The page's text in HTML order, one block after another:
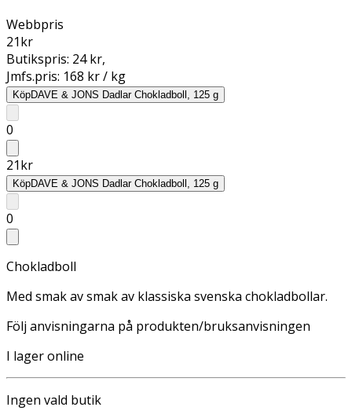
Webbpris
21kr
Butikspris: 24 kr,
Jmfs.pris: 168 kr / kg
KöpDAVE & JONS Dadlar Chokladboll, 125 g
0
21kr
KöpDAVE & JONS Dadlar Chokladboll, 125 g
0
Chokladboll
Med smak av smak av klassiska svenska chokladbollar.
Följ anvisningarna på produkten/bruksanvisningen
I lager online
Ingen vald butik